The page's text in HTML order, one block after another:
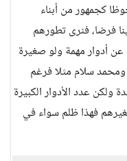
كجمهور من أبناء
فرضا، فنرى تطورهم
أدوار مهمة ولو صغيرة
سلام مثلا فرغم
عدد الأدوار الكبيرة
فهذا ظلم سواء في